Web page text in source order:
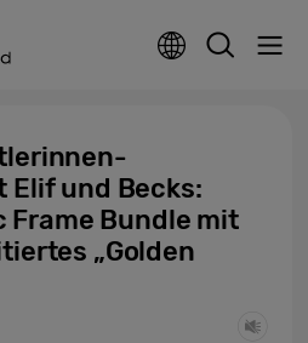
Elif und Becks:
Frame Bundle mit
„Golden